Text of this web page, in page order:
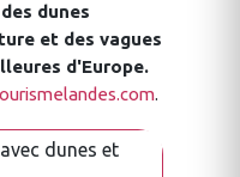
dunes
et des vagues
d'Europe.
.